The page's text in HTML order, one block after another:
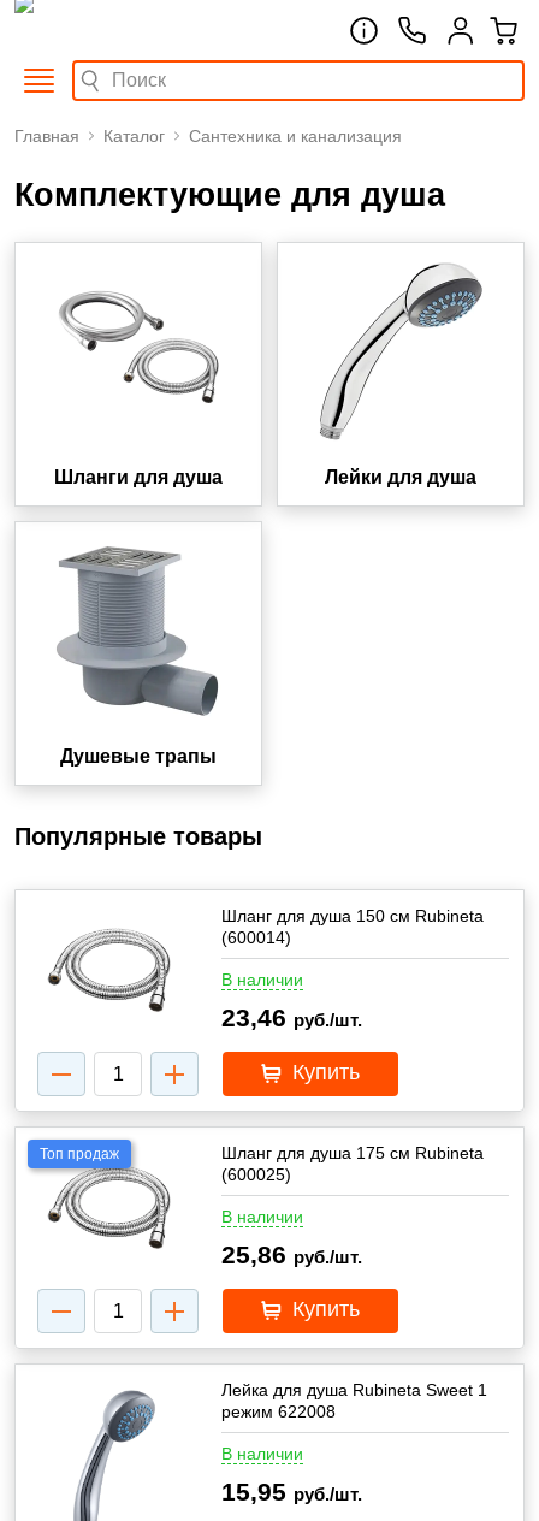
Главная Каталог Сантехника и канализация
Комплектующие для душа
Шланги для душа Лейки для душа
Душевые трапы
Популярные товары
Шланг для душа 150 см Rubineta
(600014)
В наличии
23,46 руб./шт.
Купить
Топ продаж
Шланг для душа 175 см Rubineta
(600025)
В наличии
25,86 руб./шт.
Купить
Лейка для душа Rubineta Sweet 1
режим 622008
В наличии
15,95 руб./шт.